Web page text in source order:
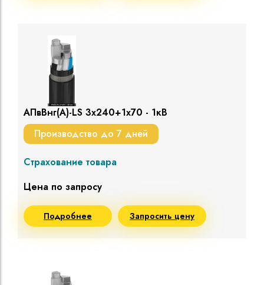
АПвВнг(A)-LS 3х240+1х70 - 1кВ
Производство до 7 дней
Страхование товара
Цена по запросу
Подробнее Запросить цену